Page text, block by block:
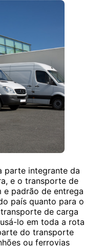
parte integrante da
e o transporte de
e padrão de entrega
país quanto para o
de carga
lo em toda a rota
do transporte
ou ferrovias